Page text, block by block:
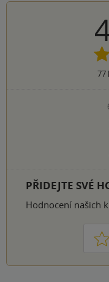
77
PŘIDEJTE SVÉ
Hodnocení našich
1